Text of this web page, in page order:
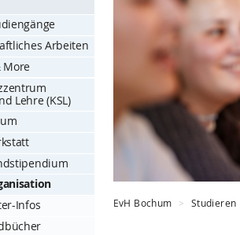
Arbeiten
More
Lehre (KSL)
Infos
EvH Bochum Studieren